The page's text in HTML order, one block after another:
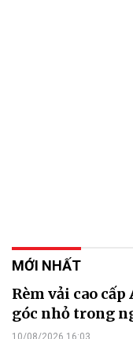
MỚI NHẤT
Rèm vải cao
góc nhỏ trong
10/08/2026 16:03